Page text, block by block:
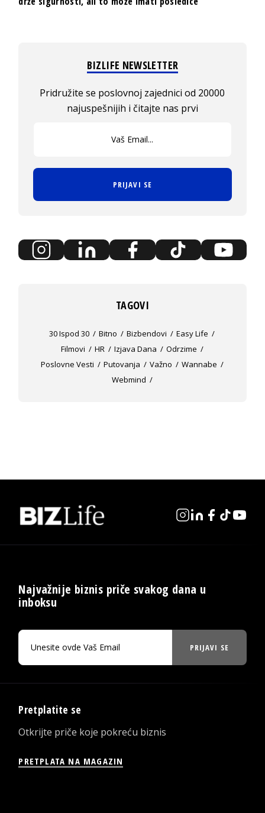
BIZLIFE NEWSLETTER
Pridružite se poslovnoj zajednici od 20000
najuspešnijih i čitajte nas prvi
PRIJAVI SE
TAGOVI
30 Ispod 30 Bitno Bizbendovi
Easy Life
Filmovi
HR Izjava Dana
Odrzime
Poslovne Vesti
Putovanja Važno
Wannabe
Webmind
Najvažnije biznis priče svakog dana u
inboksu
PRIJAVI SE
Pretplatite se
Otkrijte priče koje pokreću biznis
PRETPLATA NA MAGAZIN